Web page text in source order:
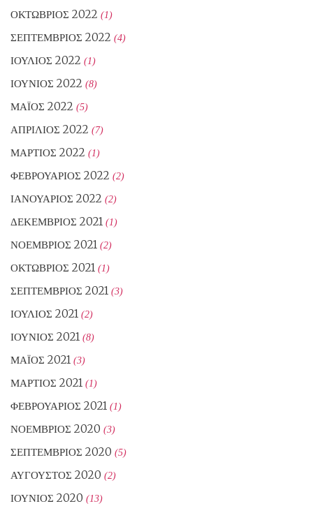
ΟΚΤΏΒΡΙΟΣ 2022 (1)
ΣΕΠΤΈΜΒΡΙΟΣ 2022 (4)
ΙΟΎΛΙΟΣ 2022 (1)
ΙΟΎΝΙΟΣ 2022 (8)
ΜΆΙΟΣ 2022 (5)
ΑΠΡΊΛΙΟΣ 2022 (7)
ΜΆΡΤΙΟΣ 2022 (1)
ΦΕΒΡΟΥΆΡΙΟΣ 2022 (2)
ΙΑΝΟΥΆΡΙΟΣ 2022 (2)
ΔΕΚΈΜΒΡΙΟΣ 2021 (1)
ΝΟΈΜΒΡΙΟΣ 2021 (2)
ΟΚΤΏΒΡΙΟΣ 2021 (1)
ΣΕΠΤΈΜΒΡΙΟΣ 2021 (3)
ΙΟΎΛΙΟΣ 2021 (2)
ΙΟΎΝΙΟΣ 2021 (8)
ΜΆΙΟΣ 2021 (3)
ΜΆΡΤΙΟΣ 2021 (1)
ΦΕΒΡΟΥΆΡΙΟΣ 2021 (1)
ΝΟΈΜΒΡΙΟΣ 2020 (3)
ΣΕΠΤΈΜΒΡΙΟΣ 2020 (5)
ΑΎΓΟΥΣΤΟΣ 2020 (2)
ΙΟΎΝΙΟΣ 2020 (13)